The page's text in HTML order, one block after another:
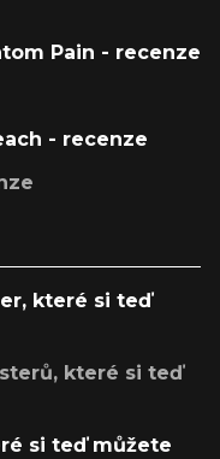
Pain - recenze
- recenze
které si teď
které si teď
si teď můžete